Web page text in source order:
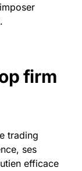
firm
trading
ses
efficace